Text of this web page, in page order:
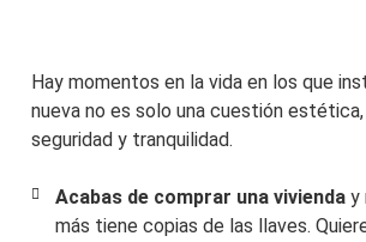
Hay momentos en la vida en los que
nueva no es solo una cuestión
seguridad y tranquilidad.
Acabas de comprar una vivienda y
más tiene copias de las llaves.